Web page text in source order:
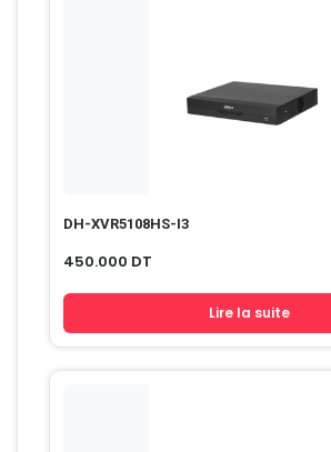
DH-XVR5108HS-I3
450.000 DT
Lire la suite